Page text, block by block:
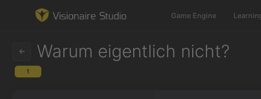
Game Engine
Warum eigentlich nicht?
1